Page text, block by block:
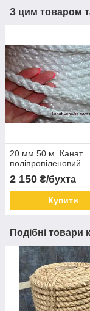
З цим товаром
20 мм 50 м. Канат
поліпропіленовий
2 150 ₴/бухта
Купити
Подібні товари